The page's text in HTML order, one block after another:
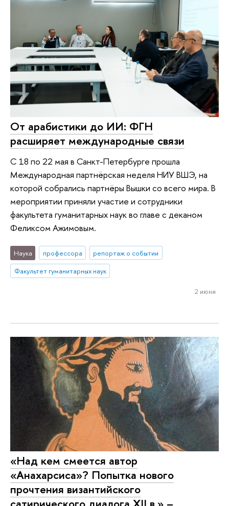
От арабистики до ИИ: ФГН
расширяет международные связи
С 18 по 22 мая в Санкт-Петербурге прошла
Международная партнёрская неделя НИУ ВШЭ, на
которой собрались партнёры Вышки со всего мира. В
мероприятии приняли участие и сотрудники
факультета гуманитарных наук во главе с деканом
Феликсом Ажимовым.
Наука профессора
репортаж о событии
Факультет гуманитарных наук
2 июня
«Над кем смеется автор
«Анахарсиса»? Попытка нового
прочтения византийского